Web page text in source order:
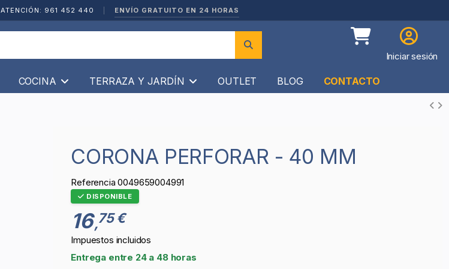
ATENCIÓN: 961 452 440 ENVÍO GRATUITO EN 24 HORAS
Iniciar sesión
COCINA TERRAZA Y JARDÍN OUTLET BLOG CONTACTO
CORONA PERFORAR - 40 MM
Referencia 0049659004991
DISPONIBLE
16,75 €
Impuestos incluidos
Entrega entre 24 a 48 horas